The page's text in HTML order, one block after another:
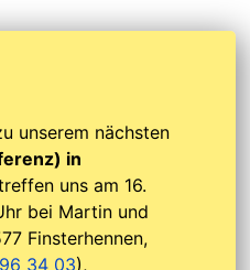
unserem nächsten
in
uns am 16.
bei Martin und
Finsterhennen,
34 03),